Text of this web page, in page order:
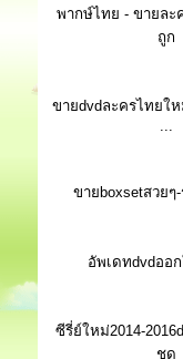
พากษ์ไทย - ขายละ
ถูก
ขายdvdละครไทยใ
...
ขายboxsetสวยๆ
อัพเดทdvdออ
ซีรี่ย์ใหม่2014-
ชุด